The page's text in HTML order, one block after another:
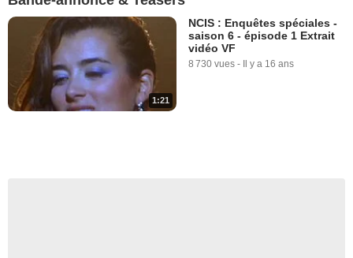
1:21
NCIS : Enquêtes spéciales -
saison 6 - épisode 1 Extrait
vidéo VF
8 730 vues - Il y a 16 ans